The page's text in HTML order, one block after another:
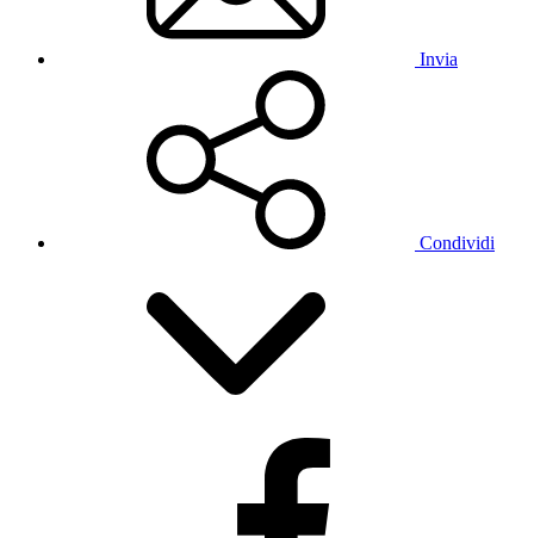
Invia
Condividi